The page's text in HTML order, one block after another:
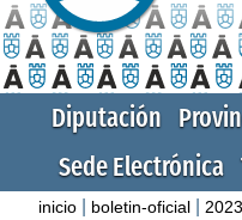
Diputación
Sede Electrónica
inicio boletin-oficial 2023